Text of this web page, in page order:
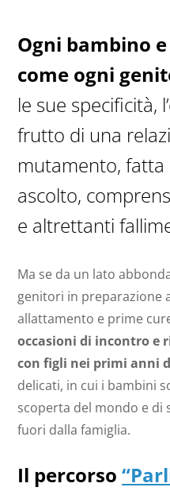
Ogni bambino
come ogni
le sue specificità,
frutto di una
mutamento, fatta
ascolto,
e altrettanti
Ma se da un lato
genitori in preparazione
allattamento e prime
occasioni di incontro e
con figli nei primi anni
delicati, in cui i bambini
scoperta del mondo e di
fuori dalla famiglia.
Il percorso